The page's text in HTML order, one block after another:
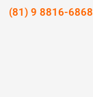
(81) 9 8816-6868